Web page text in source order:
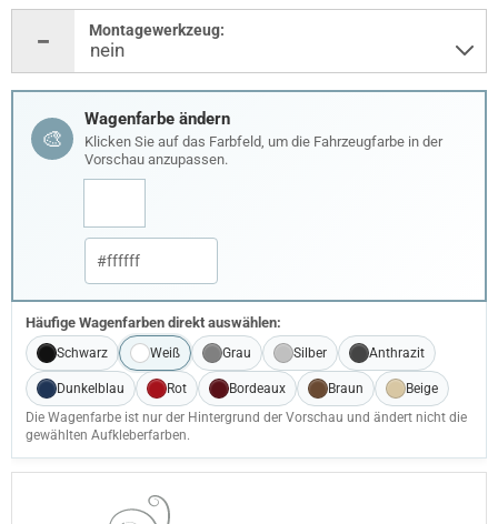
Montagewerkzeug:
🎨
Wagenfarbe ändern
Klicken Sie auf das Farbfeld, um die Fahrzeugfarbe in der
Vorschau anzupassen.
Häufige Wagenfarben direkt auswählen:
Schwarz Weiß Grau Silber Anthrazit
Dunkelblau Rot Bordeaux Braun
Beige
Die Wagenfarbe ist nur der Hintergrund der Vorschau und ändert nicht die
gewählten Aufkleberfarben.